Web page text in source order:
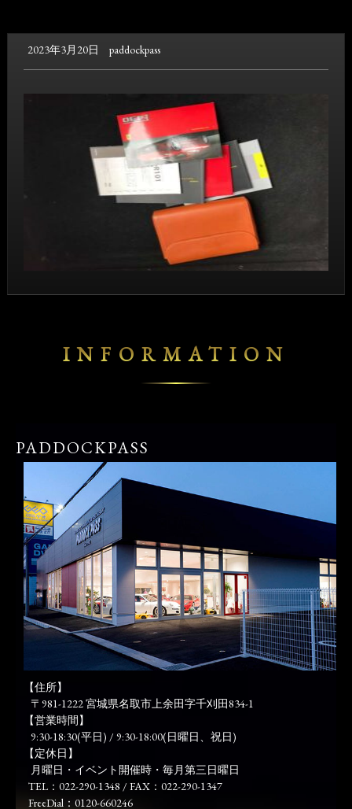
2023年3月20日 paddockpass
INFORMATION
PADDOCKPASS
【住所】
〒981-1222 宮城県名取市上余田字千刈田834-1
【営業時間】
9:30-18:30(平日) / 9:30-18:00(日曜日、祝日)
【定休日】
月曜日・イベント開催時・毎月第三日曜日
TEL：022-290-1348 / FAX：022-290-1347
FreeDial：0120-660246